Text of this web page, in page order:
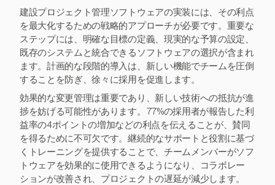
建設プロジェクト管理ソフトウェアの実装には、その利点
を最大化するための戦略的アプローチが必要です。重要な
ステップには、明確な目標の定義、現実的な予算の設定、
既存のシステムと統合できるソフトウェアの選択が含まれ
ます。計画的な段階的導入は、新しい機能でチームを圧倒
することを防ぎ、徐々に採用を促進します。
効果的な変更管理は重要であり、新しい技術への抵抗が進
捗を妨げる可能性があります。77%の採用者が報告した利
益率の4ポイントの増加などの利点を伝えることが、賛同
を得るために不可欠です。継続的なサポートと役割に基づ
くトレーニングを提供することで、チームメンバーがソフ
トウェアを効果的に使用できるようになり、コラボレー
ションが改善され、プロジェクトの遅延が減少します。